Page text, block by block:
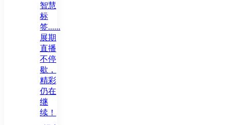
智慧
标
签......
展期
直播
不停
歇，
精彩
仍在
继
续！